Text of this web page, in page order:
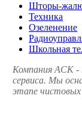
Шторы-
Техника
Озеленение
Школьная
Компания АСК -
сервиса. Мы
этапе